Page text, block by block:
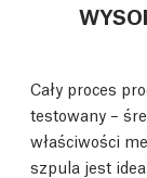
Cały proces
testowany –
właściwości
szpula jest